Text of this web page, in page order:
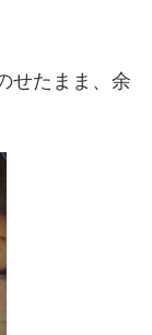
せたまま、余